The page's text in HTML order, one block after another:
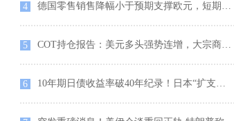
4 德国零售销售降幅小于预期支撑欧元，短期维持区间震荡
5 COT持仓报告：美元多头强势连增，大宗商品集体遇冷
6 10年期日债收益率破40年纪录！日本“扩支出不增债”的承诺，市场为何不买账？